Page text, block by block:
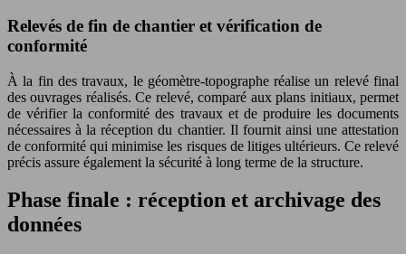
Relevés de fin de chantier et vérification de
conformité
À la fin des travaux, le géomètre-topographe réalise un relevé final
des ouvrages réalisés. Ce relevé, comparé aux plans initiaux, permet
de vérifier la conformité des travaux et de produire les documents
nécessaires à la réception du chantier. Il fournit ainsi une attestation
de conformité qui minimise les risques de litiges ultérieurs. Ce relevé
précis assure également la sécurité à long terme de la structure.
Phase finale : réception et archivage des
données